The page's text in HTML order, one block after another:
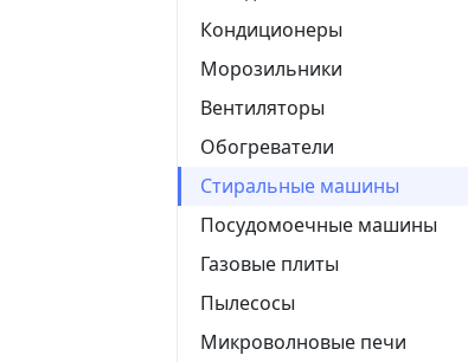
Кондиционеры
Морозильники
Вентиляторы
Обогреватели
Стиральные машины
Посудомоечные машины
Газовые плиты
Пылесосы
Микроволновые печи